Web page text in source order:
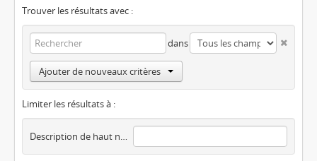
Trouver les résultats avec :
dans
Ajouter de nouveaux critères
Limiter les résultats à :
Description de haut niveau